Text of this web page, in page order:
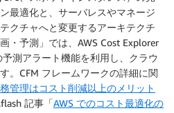
最適化と、サーバレスやマネージ
クチャへと変更するアーキテクチ
・予測」では、AWS Cost Explorer
測アラート機能を利用し、クラウ
。CFM フレームワークの詳細に関
管理はコスト削減以上のメリット
記事「AWS でのコスト最適化の